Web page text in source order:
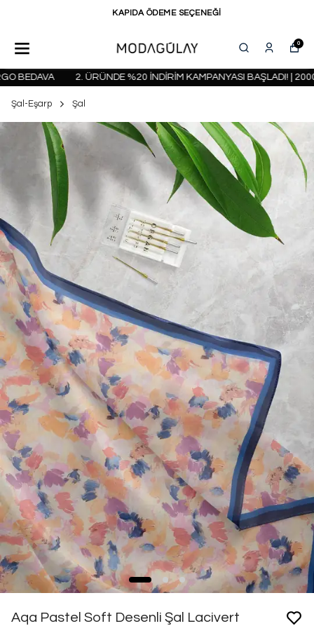
KAPIDA ÖDEME SEÇENEĞİ
0
2. ÜRÜNDE %20 İNDİRİM KAMPANYASI BAŞLADI! | 2000
Şal-Eşarp Şal
Aqa Pastel Soft Desenli Şal Lacivert